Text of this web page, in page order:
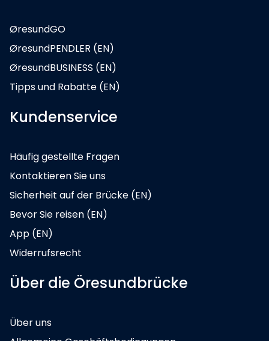
ØresundGO
ØresundPENDLER (EN)
ØresundBUSINESS (EN)
Tipps und Rabatte (EN)
Kundenservice
Häufig gestellte Fragen
Kontaktieren Sie uns
Sicherheit auf der Brücke (EN)
Bevor Sie reisen (EN)
App (EN)
Widerrufsrecht
Über die Öresundbrücke
Über uns